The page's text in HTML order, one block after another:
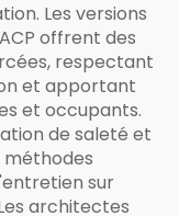
Les versions
offrent des
respectant
et apportant
et occupants.
de saleté et
sur
architectes